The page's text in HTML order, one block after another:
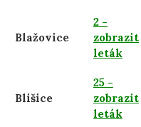
Blažovice
2 -
zobrazit
leták
Blišice
25 -
zobrazit
leták